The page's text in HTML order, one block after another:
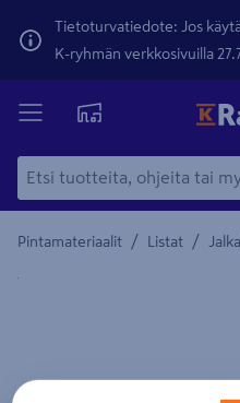
Tietoturvatiedote: Jos
K-ryhmän verkkosivuilla
Pintamateriaalit / Listat /
Yksityiskohtainen kuvaus